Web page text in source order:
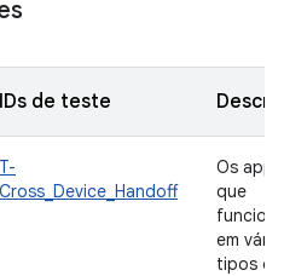
IDs de teste
T-
Cross_Device_Handoff
Os apps
que
em
tipos de